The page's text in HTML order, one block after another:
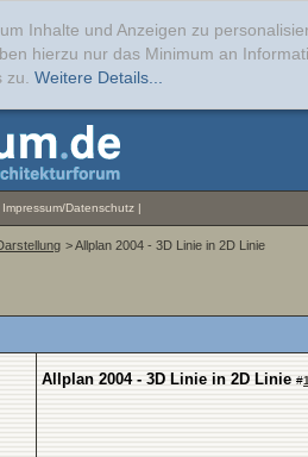
Inhalte und Anzeigen zu
hierzu nur das Minimum an
zu. Weitere Details...
Impressum/Datenschutz |
> Allplan 2004 - 3D Linie in 2D Linie
Allplan 2004 - 3D Linie in 2D Linie #